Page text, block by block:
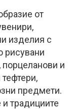
от
изделия с
рисувани
и
предмети.
традициите